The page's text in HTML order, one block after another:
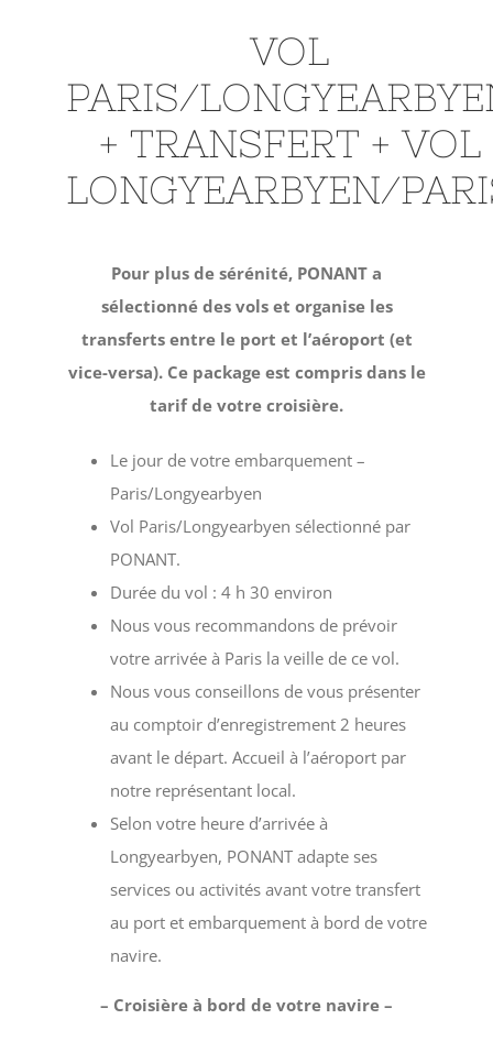
VOL
PARIS/
+ TRANSFERT + VOL
LONGYEARBYEN/
Pour plus de sérénité, PONANT a
sélectionné des vols et organise les
transferts entre le port et l’aéroport (et
vice-versa). Ce package est compris dans le
tarif de votre croisière.
Le jour de votre embarquement –
Paris/Longyearbyen
Vol Paris/Longyearbyen sélectionné par
PONANT.
Durée du vol : 4 h 30 environ
Nous vous recommandons de prévoir
votre arrivée à Paris la veille de ce vol.
Nous vous conseillons de vous présenter
au comptoir d’enregistrement 2 heures
avant le départ. Accueil à l’aéroport par
notre représentant local.
Selon votre heure d’arrivée à
Longyearbyen, PONANT adapte ses
services ou activités avant votre transfert
au port et embarquement à bord de votre
navire.
– Croisière à bord de votre navire –